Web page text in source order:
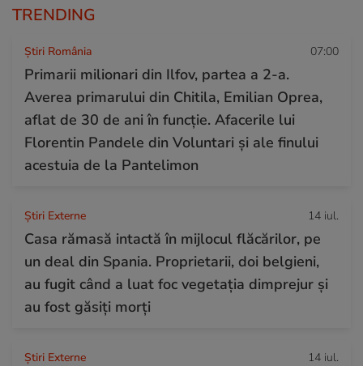
TRENDING
Știri România 07:00
Primarii milionari din Ilfov, partea a 2-a.
Averea primarului din Chitila, Emilian Oprea,
aflat de 30 de ani în funcție. Afacerile lui
Florentin Pandele din Voluntari și ale finului
acestuia de la Pantelimon
Știri Externe 14 iul.
Casa rămasă intactă în mijlocul flăcărilor, pe
un deal din Spania. Proprietarii, doi belgieni,
au fugit când a luat foc vegetația dimprejur și
au fost găsiți morți
Știri Externe 14 iul.